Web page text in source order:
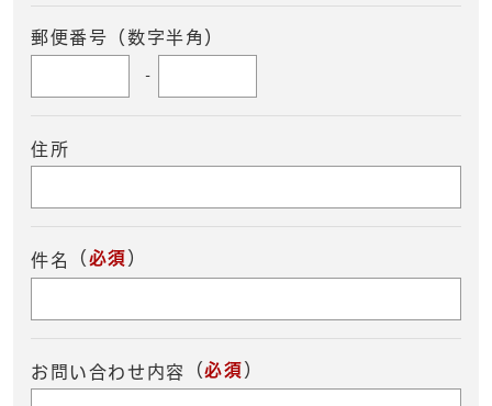
郵便番号（数字半角）
-
住所
件名 （ 必須 ）
お問い合わせ内容 （必須 ）